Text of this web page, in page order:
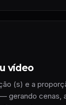
vídeo
(s) e a
gerando cenas,